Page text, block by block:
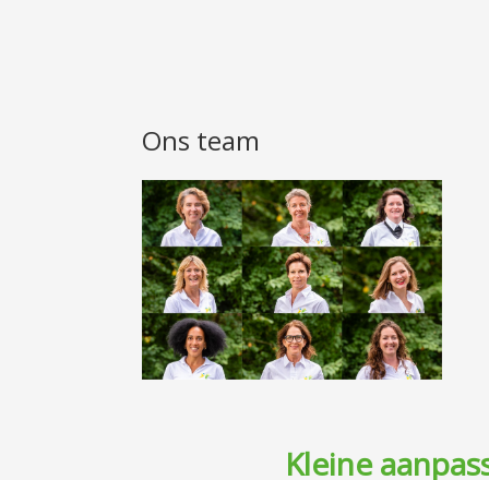
Ons team
Kleine